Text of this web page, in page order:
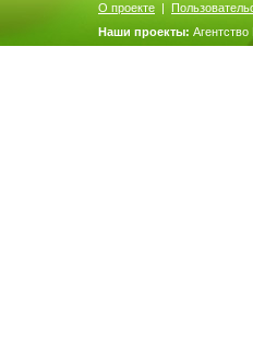
О проекте |
Наши проекты: